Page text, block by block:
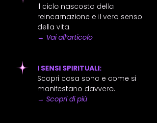
Il ciclo nascosto della
reincarnazione e il vero senso
della vita.
→ Vai all’articolo
I SENSI SPIRITUALI:
Scopri cosa sono e come si
manifestano davvero.
→ Scopri di più